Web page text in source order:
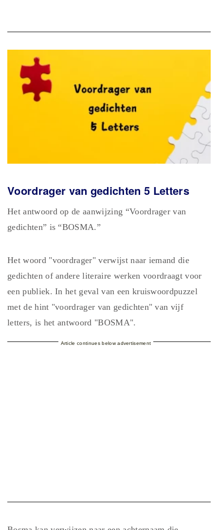
Voordrager van gedichten 5 Letters
Het antwoord op de aanwijzing “Voordrager van
gedichten” is “BOSMA.”
Het woord "voordrager" verwijst naar iemand die
gedichten of andere literaire werken voordraagt voor
een publiek. In het geval van een kruiswoordpuzzel
met de hint "voordrager van gedichten" van vijf
letters, is het antwoord "BOSMA".
Article continues below advertisement